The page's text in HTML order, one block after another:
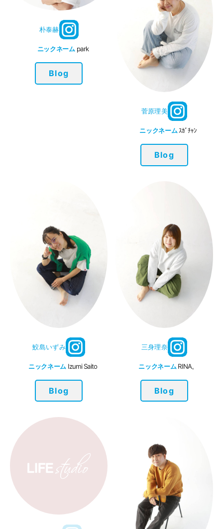
朴泰赫
ニックネームpark
Blog
菅原理美
ニックネームｽｶﾞﾁｬﾝ
Blog
鮫島いずみ
ニックネーム Izumi Saito
Blog
三身理奈
ニックネーム RINA。
Blog